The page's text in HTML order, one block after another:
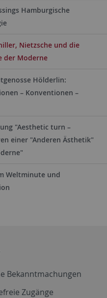
Hamburgische
Nietzsche und die
der Moderne
Hölderlin:
– Konventionen –
"Aesthetic turn –
einer "Anderen Ästhetik"
Weltminute und
Bekanntmachungen
Zugänge